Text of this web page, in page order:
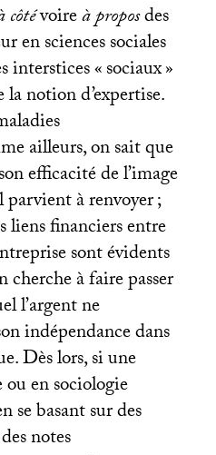
côtévoireà proposdes
en sciences sociales
interstices «sociaux»
la notion d’expertise.
ailleurs, on sait que
efficacité de l’image
parvient à renvoyer;
liens financiers entre
sont évidents
cherche à faire passer
l’argent ne
indépendance dans
Dès lors, si une
en sociologie
se basant sur des
notes